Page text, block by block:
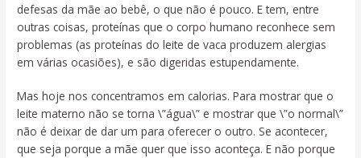
defesas da mãe ao bebê, o que não é pouco. E tem, entre
outras coisas, proteínas que o corpo humano reconhece sem
problemas (as proteínas do leite de vaca produzem alergias
em várias ocasiões), e são digeridas estupendamente.
Mas hoje nos concentramos em calorias. Para mostrar que o
leite materno não se torna \”água\” e mostrar que \”o normal\”
não é deixar de dar um para oferecer o outro. Se acontecer,
que seja porque a mãe quer que isso aconteça. E não porque